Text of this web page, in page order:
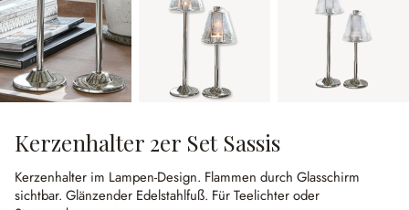
Kerzenhalter 2er Set Sassis
Kerzenhalter im Lampen-Design. Flammen durch Glasschirm
sichtbar. Glänzender Edelstahlfuß. Für Teelichter oder